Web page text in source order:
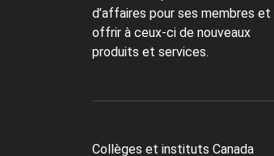
d’affaires pour ses membres et
offrir à ceux-ci de nouveaux
produits et services.
Collèges et instituts Canada